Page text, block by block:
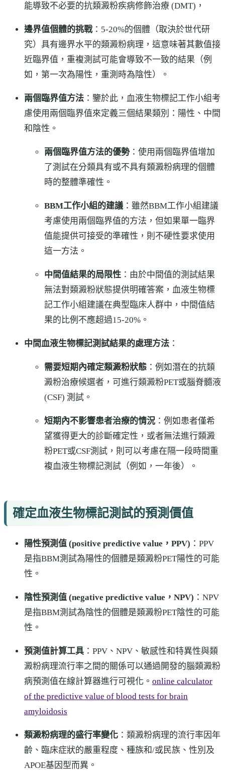
能導致不必要的抗類澱粉疾病修飾治療 (DMT)，
邊界值個體的挑戰：5-20%的個體（取決於世代研
究）具有邊界水平的類澱粉病理，這意味著其數值接
近臨界值，重複測試可能會導致不一致的結果（例
如，第一次為陽性，重測時為陰性）。
兩個臨界值方法 ：鑒於此，血液生物標記工作小組考
慮使用兩個臨界值來定義三個結果類別：陽性、中間
和陰性。
兩個臨界值方法的優勢：使用兩個臨界值增加
了測試在分類具有或不具有類澱粉病理的個體
時的整體準確性。
BBM工作小組的建議 ：雖然BBM工作小組建議
考慮使用兩個臨界值的方法，但如果單一臨界
值能提供可接受的準確性，則不硬性要求使用
這一方法。
中間值結果的局限性 ：由於中間值的測試結果
無法對類澱粉狀態提供明確答案，血液生物標
記工作小組建議在典型臨床人群中，中間值結
果的比例不應超過15-20%。
中間血液生物標記測試結果的處理方法 ：
需要短期內確定類澱粉狀態 ：例如潛在的抗類
澱粉治療候選者，可進行類澱粉PET或腦脊髓液
(CSF) 測試。
短期內不影響患者治療的情況 ：例如患者僅希
望獲得更大的診斷確定性，或者無法進行類澱
粉PET或CSF測試，則可以考慮在隔一段時間重
複血液生物標記測試（例如，一年後）。
確定血液生物標記測試的預測價值
陽性預測值 (positive predictive value，PPV) ：PPV
是指BBM測試為陽性的個體是類澱粉PET陽性的可能
性。
陰性預測值 (negative predictive value，NPV) ：NPV
是指BBM測試為陰性的個體是類澱粉PET陰性的可能
性。
預測值計算工具 ：PPV、NPV、敏感性和特異性與類
澱粉病理流行率之間的關係可以通過開發的腦類澱粉
病預測值在線計算器進行可視化。 online calculator
of the predictive value of blood tests for brain
amyloidosis
類澱粉病理的盛行率變化 ：類澱粉病理的流行率因年
齡、臨床症狀的嚴重程度、種族和/或民族、性別及
APOE基因型而異。